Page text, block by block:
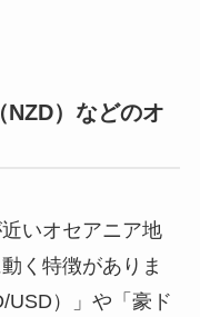
NZD）などのオ
いオセアニア地
く特徴がありま
USD）」や「豪ド